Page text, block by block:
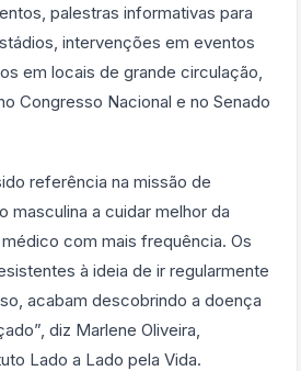
palestras informativas para
intervenções em eventos
em locais de grande circulação,
Congresso Nacional e no Senado
referência na missão de
masculina a cuidar melhor da
com mais frequência. Os
à ideia de ir regularmente
acabam descobrindo a doença
diz Marlene Oliveira,
Lado a Lado pela Vida.